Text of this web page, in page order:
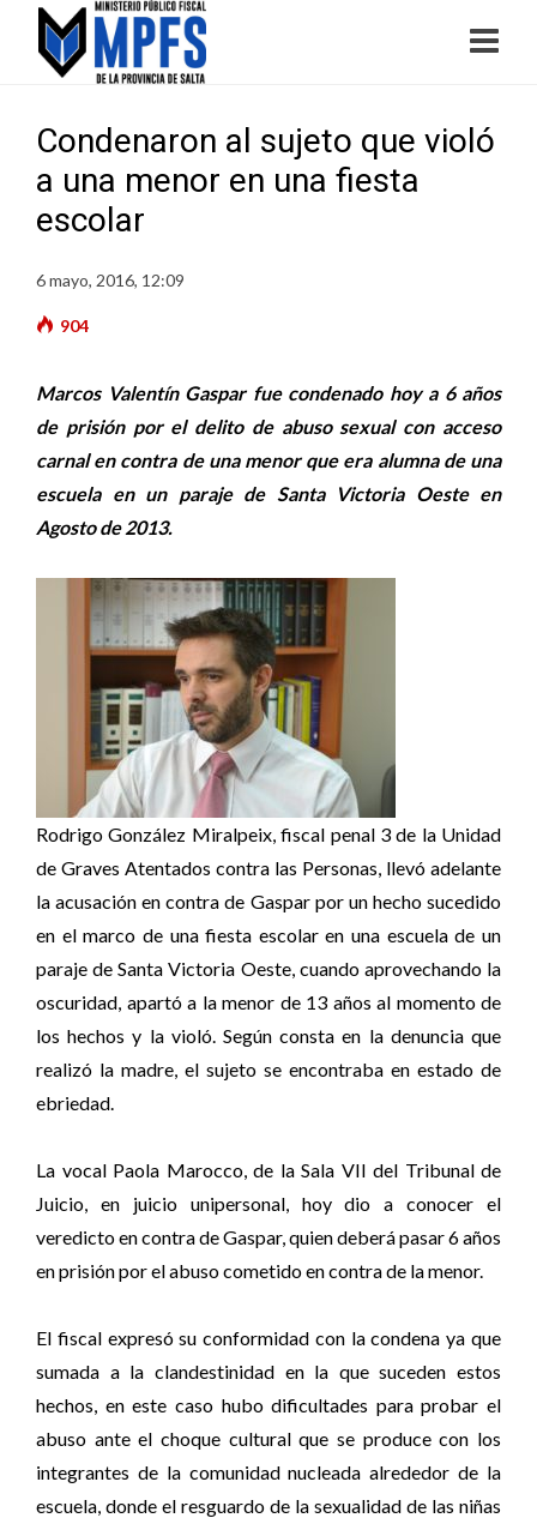
Condenaron al sujeto que violó
a una menor en una fiesta
escolar
6 mayo, 2016, 12:09
904
Marcos Valentín Gaspar fue condenado hoy a 6 años
de prisión por el delito de abuso sexual con acceso
carnal en contra de una menor que era alumna de una
escuela en un paraje de Santa Victoria Oeste en
Agosto de 2013.
Rodrigo González Miralpeix, fiscal penal 3 de la Unidad
de Graves Atentados contra las Personas, llevó adelante
la acusación en contra de Gaspar por un hecho sucedido
en el marco de una fiesta escolar en una escuela de un
paraje de Santa Victoria Oeste, cuando aprovechando la
oscuridad, apartó a la menor de 13 años al momento de
los hechos y la violó. Según consta en la denuncia que
realizó la madre, el sujeto se encontraba en estado de
ebriedad.
La vocal Paola Marocco, de la Sala VII del Tribunal de
Juicio, en juicio unipersonal, hoy dio a conocer el
veredicto en contra de Gaspar, quien deberá pasar 6 años
en prisión por el abuso cometido en contra de la menor.
El fiscal expresó su conformidad con la condena ya que
sumada a la clandestinidad en la que suceden estos
hechos, en este caso hubo dificultades para probar el
abuso ante el choque cultural que se produce con los
integrantes de la comunidad nucleada alrededor de la
escuela, donde el resguardo de la sexualidad de las niñas